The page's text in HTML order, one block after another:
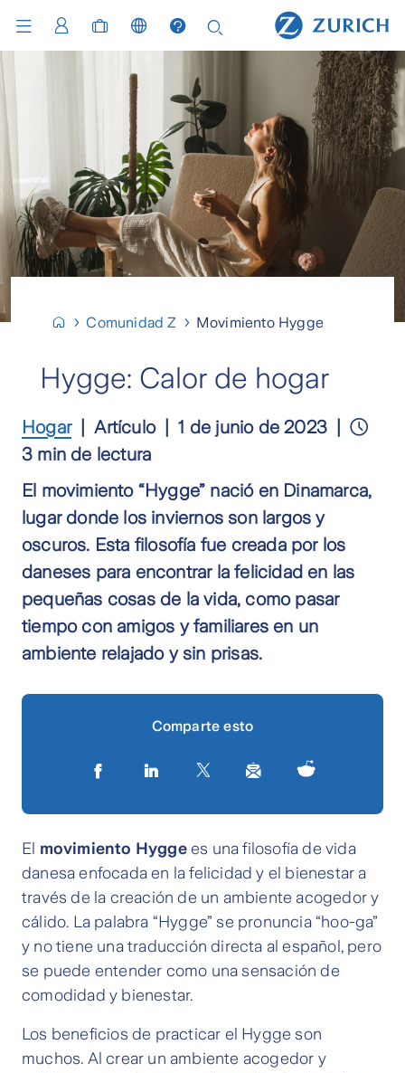
Comunidad Z Movimiento Hygge
Hygge: Calor de hogar
Hogar Artículo
1 de junio de 2023
3 min de lectura
El movimiento “Hygge” nació en Dinamarca,
lugar donde los inviernos son largos y
oscuros. Esta filosofía fue creada por los
daneses para encontrar la felicidad en las
pequeñas cosas de la vida, como pasar
tiempo con amigos y familiares en un
ambiente relajado y sin prisas.
Comparte esto
El movimiento Hyggees una filosofía de vida
danesa enfocada en la felicidad y el bienestar a
través de la creación de un ambiente acogedor y
cálido. La palabra “Hygge” se pronuncia “hoo-ga”
y no tiene una traducción directa al español, pero
se puede entender como una sensación de
comodidad y bienestar.
Los beneficios de practicar el Hygge son
muchos. Al crear un ambiente acogedor y